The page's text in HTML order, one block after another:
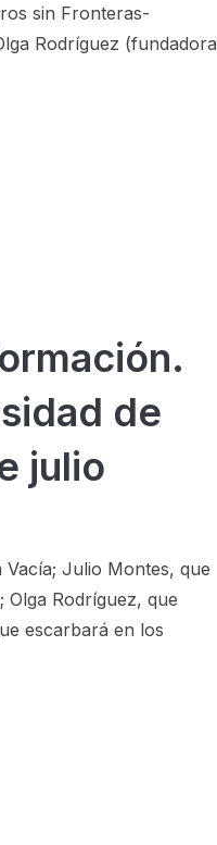
sin Fronteras-
Rodríguez (fundadora
de
julio
Julio Montes, que
Rodríguez, que
escarbará en los